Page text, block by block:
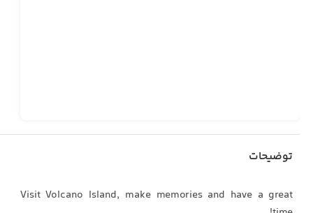
توضیحات
Visit Volcano Island, make memories and have a great